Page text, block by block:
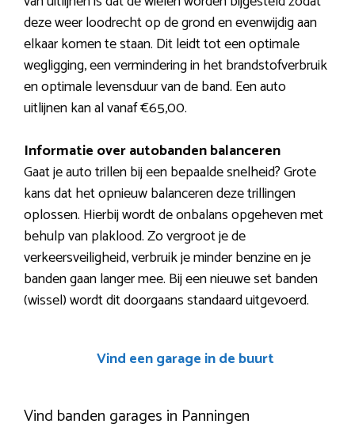
deze weer loodrecht op de grond en evenwijdig aan
elkaar komen te staan. Dit leidt tot een optimale
wegligging, een vermindering in het brandstofverbruik
en optimale levensduur van de band. Een auto
uitlijnen kan al vanaf €65,00.
Informatie over autobanden balanceren
Gaat je auto trillen bij een bepaalde snelheid? Grote
kans dat het opnieuw balanceren deze trillingen
oplossen. Hierbij wordt de onbalans opgeheven met
behulp van plaklood. Zo vergroot je de
verkeersveiligheid, verbruik je minder benzine en je
banden gaan langer mee. Bij een nieuwe set banden
(wissel) wordt dit doorgaans standaard uitgevoerd.
Vind een garage in de buurt
Vind banden garages in Panningen